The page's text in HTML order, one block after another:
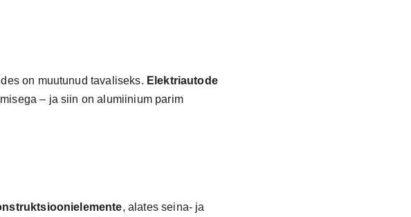
on muutunud tavaliseks. Elektriautode
– ja siin on alumiinium parim
, alates seina- ja